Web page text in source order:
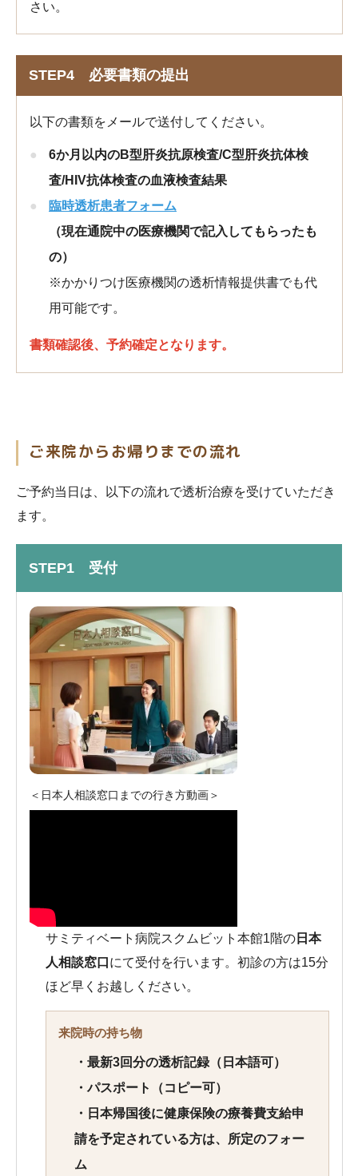
さい。
STEP4 必要書類の提出
以下の書類をメールで送付してください。
6か月以内のB型肝炎抗原検査/C型肝炎抗体検
査/HIV抗体検査の血液検査結果
臨時透析患者フォーム
（現在通院中の医療機関で記入してもらったも
の）
※かかりつけ医療機関の透析情報提供書でも代
用可能です。
書類確認後、予約確定となります。
ご来院からお帰りまでの流れ
ご予約当日は、以下の流れで透析治療を受けていただき
ます。
STEP1 受付
＜日本人相談窓口までの行き方動画＞
サミティベート病院スクムビット本館1階の 日本
人相談窓口 にて受付を行います。初診の方は15分
ほど早くお越しください。
来院時の持ち物
・最新3回分の透析記録（日本語可）
・パスポート（コピー可）
・日本帰国後に健康保険の療養費支給申
請を予定されている方は、所定のフォー
ム